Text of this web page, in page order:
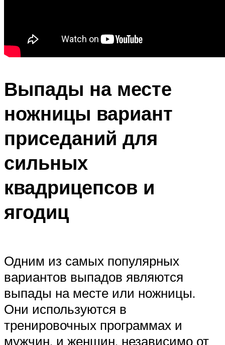
Выпады на месте
ножницы вариант
приседаний для
сильных
квадрицепсов и
ягодиц
Одним из самых популярных
вариантов выпадов являются
выпады на месте или ножницы.
Они используются в
тренировочных программах и
мужчин, и женщин, независимо от